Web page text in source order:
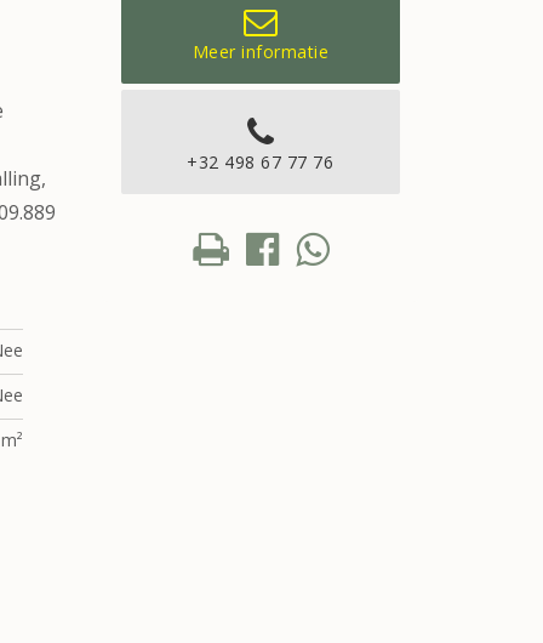
Meer informatie
+32 498 67 77 76